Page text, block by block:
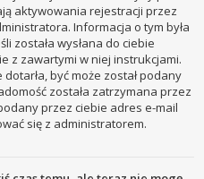
aktywowania rejestracji przez
Informacja o tym była
została wysłana do ciebie
z zawartymi w niej instrukcjami.
być może został podany
została zatrzymana przez
przez ciebie adres e-mail
się z administratorem.